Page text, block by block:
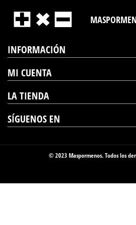
INFORMACIÓN
MI CUENTA
LA TIENDA
SÍGUENOS EN
© 2023 Maspormenos. Todos los